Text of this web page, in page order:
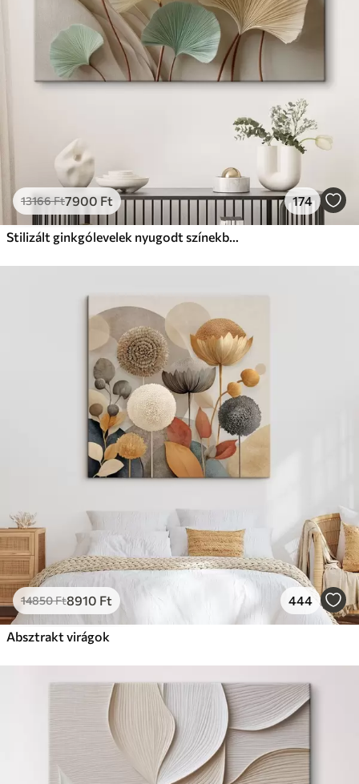
Ft
Élénk, gazdag színek
Fakulásálló
✓Biztonságos, szagtalan tinta
Eco-Prémium
Tól12405Ft
✓Élénk, gazdag színek
✓Fakulásálló
Környezetbarát anyag
13166Ft7900 Ft 174
Stilizált ginkgólevelek nyugodt színekben
14850Ft8910 Ft 444
Absztrakt virágok